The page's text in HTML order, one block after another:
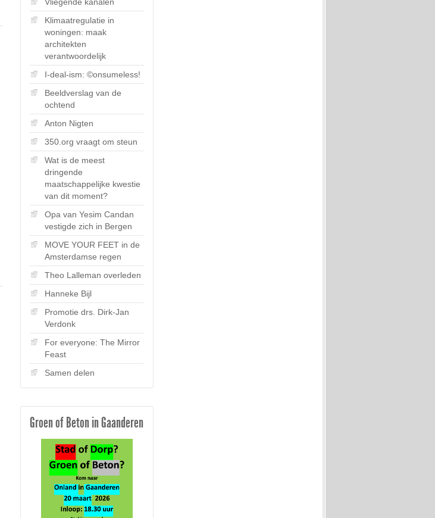
Klimaatregulatie in
woningen: maak
architekten
verantwoordelijk
I-deal-ism: ©onsumeless!
Beeldverslag van de
ochtend
Anton Nigten
350.org vraagt om steun
Wat is de meest
dringende
maatschappelijke kwestie
van dit moment?
Opa van Yesim Candan
vestigde zich in Bergen
MOVE YOUR FEET in de
Amsterdamse regen
Theo Lalleman overleden
Hanneke Bijl
Promotie drs. Dirk-Jan
Verdonk
For everyone: The Mirror
Feast
Samen delen
Groen of Beton in Gaanderen